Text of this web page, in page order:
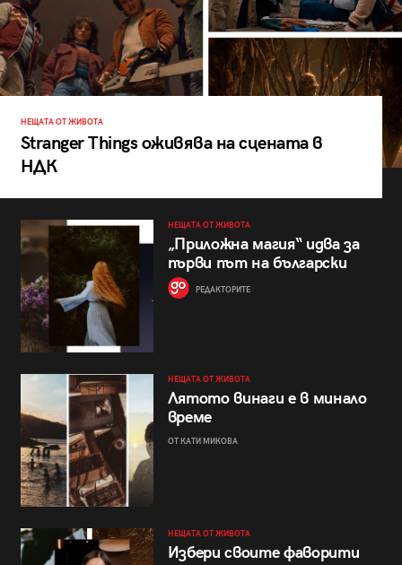
НЕЩАТА ОТ ЖИВОТА
Stranger Things оживява на сцената в
НДК
НЕЩАТА ОТ ЖИВОТА
„Приложна магия“ идва за
първи път на български
РЕДАКТОРИТЕ
НЕЩАТА ОТ ЖИВОТА
Лятото винаги е в минало
време
ОТ КАТИ МИКОВА
НЕЩАТА ОТ ЖИВОТА
Избери своите фаворити